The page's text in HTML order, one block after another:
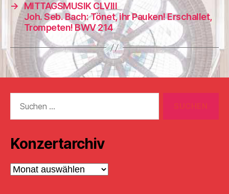
→ MITTAGSMUSIK CLVIII
Joh. Seb. Bach: Tönet, ihr Pauken! Erschallet,
Trompeten! BWV 214
nach:
Konzertarchiv
Konzertarchiv